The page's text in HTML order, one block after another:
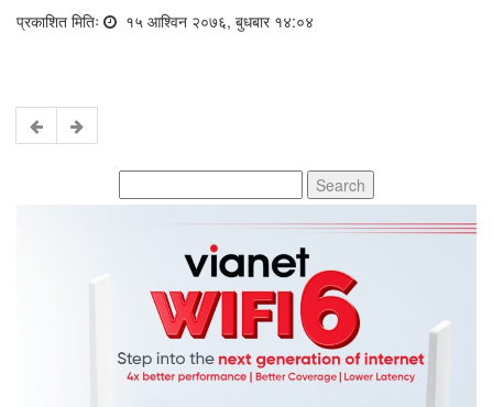
प्रकाशित मितिः १५ आश्विन २०७६, बुधबार १४:०४
for: